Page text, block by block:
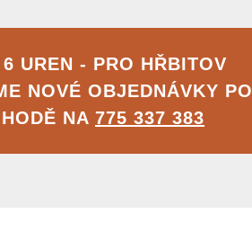
UREN - PRO HŘBITOV
NOVÉ OBJEDNÁVKY PO
NA 775 337 383